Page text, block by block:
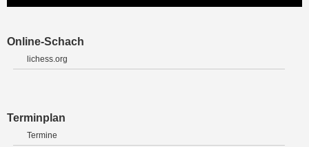
Online-Schach
lichess.org
Terminplan
Termine